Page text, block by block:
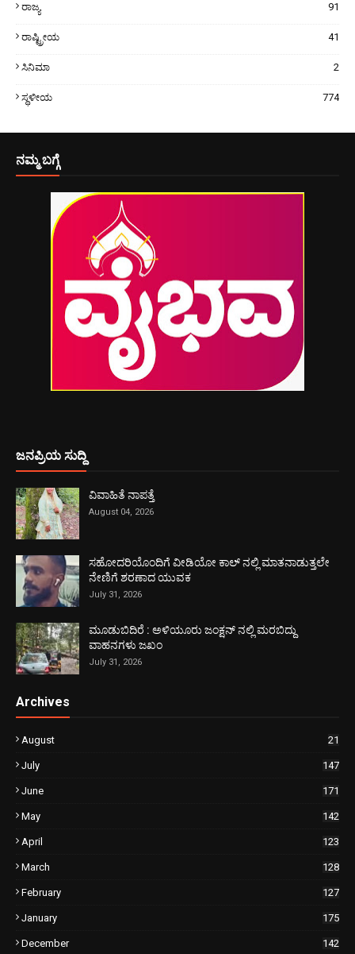
ರಾಜ್ಯ 91
ರಾಷ್ಟ್ರೀಯ 41
ಸಿನಿಮಾ 2
ಸ್ಥಳೀಯ 774
ನಮ್ಮ ಬಗ್ಗೆ
ಜನಪ್ರಿಯ ಸುದ್ದಿ
ವಿವಾಹಿತೆ ನಾಪತ್ತೆ
August 04, 2026
ಸಹೋದರಿಯೊಂದಿಗೆ ವೀಡಿಯೋ ಕಾಲ್ ನಲ್ಲಿ ಮಾತನಾಡುತ್ತಲೇ
ನೇಣಿಗೆ ಶರಣಾದ ಯುವಕ
July 31, 2026
ಮೂಡುಬಿದಿರೆ : ಅಳಿಯೂರು ಜಂಕ್ಷನ್ ನಲ್ಲಿ ಮರಬಿದ್ದು
ವಾಹನಗಳು ಜಖಂ
July 31, 2026
Archives
August 21
July 147
June 171
May 142
April 123
March 128
February 127
January 175
December 142